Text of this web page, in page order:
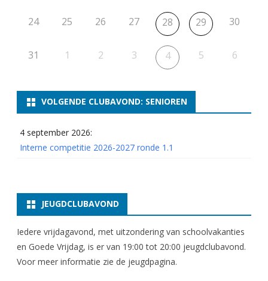
24 25 26 27 28 29 30
31 1 2 3 4 5 6
VOLGENDE CLUBAVOND: SENIOREN
4 september 2026:
Interne competitie 2026-2027 ronde 1.1
JEUGDCLUBAVOND
Iedere vrijdagavond, met uitzondering van schoolvakanties
en Goede Vrijdag, is er van 19:00 tot 20:00 jeugdclubavond.
Voor meer informatie zie de jeugdpagina.